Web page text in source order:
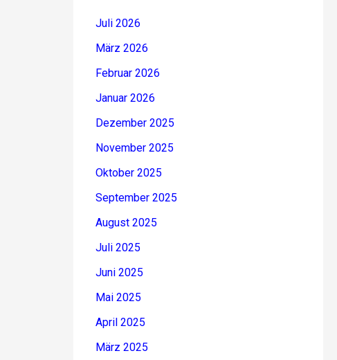
Juli 2026
März 2026
Februar 2026
Januar 2026
Dezember 2025
November 2025
Oktober 2025
September 2025
August 2025
Juli 2025
Juni 2025
Mai 2025
April 2025
März 2025